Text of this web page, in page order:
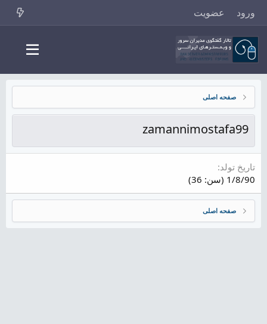
ورود عضویت
صفحه اصلی
zamannimostafa99
تاریخ تولد
1/8/90 (سن: 36)
صفحه اصلی